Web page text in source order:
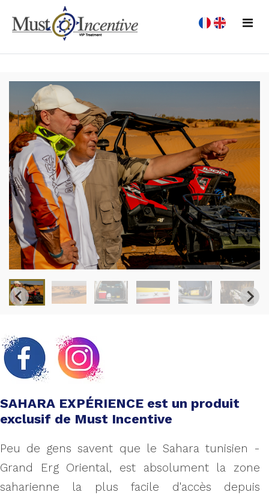
L'agence
Nos services
Notre Destination
Sahara Experience
Références
Blog
Contact
SAHARA EXPÉRIENCE est un produit
exclusif de Must Incentive
Peu de gens savent que le Sahara tunisien -
Grand Erg Oriental, est absolument la zone
saharienne la plus facile d'accès depuis